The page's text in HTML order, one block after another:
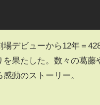
デビューから12年＝
果たした。数々の葛
動のストーリー。